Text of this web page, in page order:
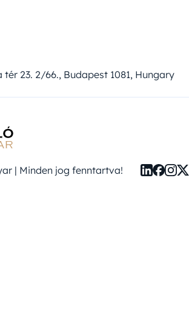
23. 2/66., Budapest 1081, Hungary
| Minden jog fenntartva!